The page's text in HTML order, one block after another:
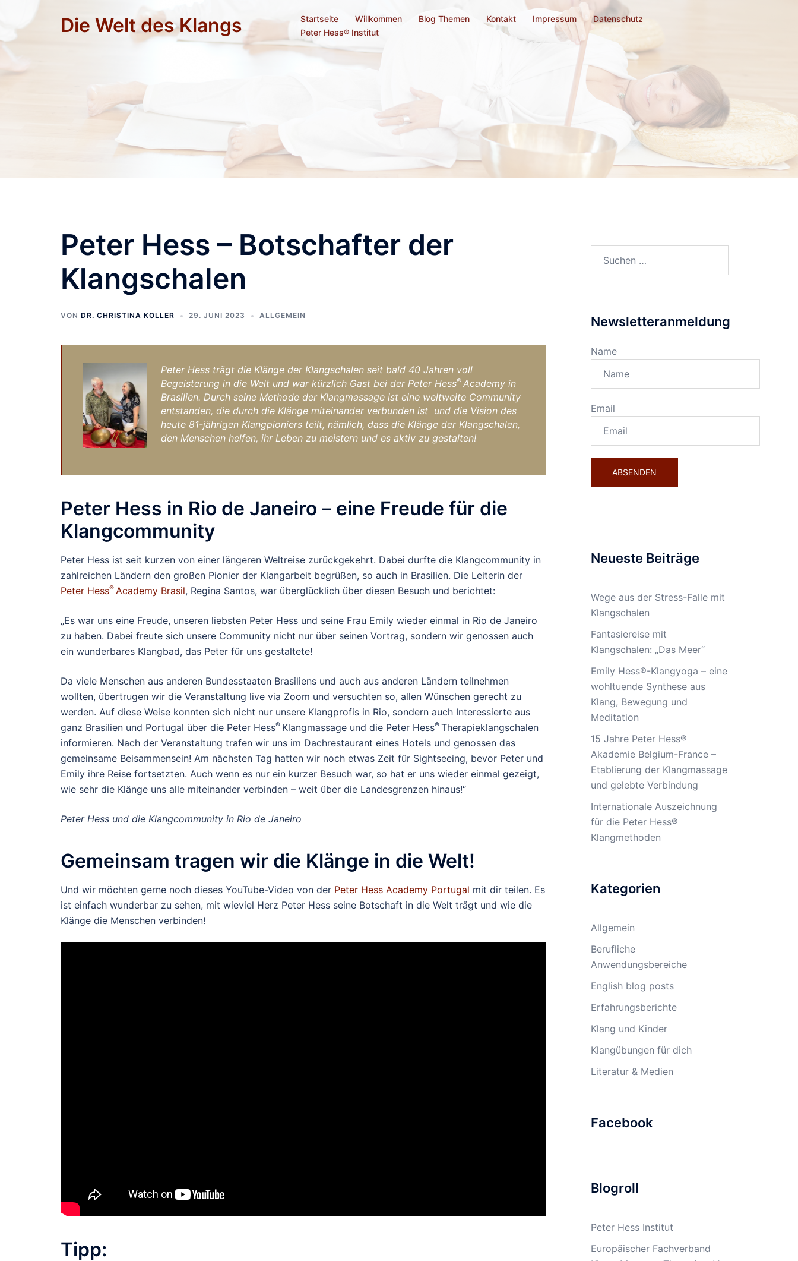
springen
Die Welt des Klangs Startseite Willkommen Blog Themen Kontakt Impressum
Datenschutz
Peter Hess® Institut
Peter Hess – Botschafter der
Klangschalen
VON DR. CHRISTINA KOLLER 29. JUNI 2023 ALLGEMEIN
Peter Hess trägt die Klänge der Klangschalen seit bald 40 Jahren voll
Begeisterung in die Welt und war kürzlich Gast bei der Peter Hess® Academy in
Brasilien. Durch seine Methode der Klangmassage ist eine weltweite Community
entstanden, die durch die Klänge miteinander verbunden ist und die Vision des
heute 81-jährigen Klangpioniers teilt, nämlich, dass die Klänge der Klangschalen,
den Menschen helfen, ihr Leben zu meistern und es aktiv zu gestalten!
Peter Hess in Rio de Janeiro – eine Freude für die
Klangcommunity
Peter Hess ist seit kurzen von einer längeren Weltreise zurückgekehrt. Dabei durfte die Klangcommunity in
zahlreichen Ländern den großen Pionier der Klangarbeit begrüßen, so auch in Brasilien. Die Leiterin der
Peter Hess® Academy Brasil, Regina Santos, war überglücklich über diesen Besuch und berichtet:
„Es war uns eine Freude, unseren liebsten Peter Hess und seine Frau Emily wieder einmal in Rio de Janeiro
zu haben. Dabei freute sich unsere Community nicht nur über seinen Vortrag, sondern wir genossen auch
ein wunderbares Klangbad, das Peter für uns gestaltete!
Da viele Menschen aus anderen Bundesstaaten Brasiliens und auch aus anderen Ländern teilnehmen
wollten, übertrugen wir die Veranstaltung live via Zoom und versuchten so, allen Wünschen gerecht zu
werden. Auf diese Weise konnten sich nicht nur unsere Klangprofis in Rio, sondern auch Interessierte aus
ganz Brasilien und Portugal über die Peter Hess® Klangmassage und die Peter Hess® Therapieklangschalen
informieren. Nach der Veranstaltung trafen wir uns im Dachrestaurant eines Hotels und genossen das
gemeinsame Beisammensein! Am nächsten Tag hatten wir noch etwas Zeit für Sightseeing, bevor Peter und
Emily ihre Reise fortsetzten. Auch wenn es nur ein kurzer Besuch war, so hat er uns wieder einmal gezeigt,
wie sehr die Klänge uns alle miteinander verbinden – weit über die Landesgrenzen hinaus!“
Peter Hess und die Klangcommunity in Rio de Janeiro
Gemeinsam tragen wir die Klänge in die Welt!
Und wir möchten gerne noch dieses YouTube-Video von der Peter Hess Academy Portugal mit dir teilen. Es
ist einfach wunderbar zu sehen, mit wieviel Herz Peter Hess seine Botschaft in die Welt trägt und wie die
Klänge die Menschen verbinden!
Tipp:
Newsletteranmeldung
Name
Email
Neueste Beiträge
Wege aus der Stress-Falle mit
Klangschalen
Fantasiereise mit
Klangschalen: „Das Meer“
Emily Hess®-Klangyoga – eine
wohltuende Synthese aus
Klang, Bewegung und
Meditation
15 Jahre Peter Hess®
Akademie Belgium-France –
Etablierung der Klangmassage
und gelebte Verbindung
Internationale Auszeichnung
für die Peter Hess®
Klangmethoden
Kategorien
Allgemein
Berufliche
Anwendungsbereiche
English blog posts
Erfahrungsberichte
Klang und Kinder
Klangübungen für dich
Literatur & Medien
Facebook
Blogroll
Peter Hess Institut
Europäischer Fachverband